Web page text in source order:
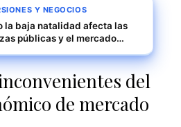
Y NEGOCIOS
la baja natalidad afecta las
públicas y el mercado
del
de mercado